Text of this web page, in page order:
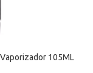
105ML